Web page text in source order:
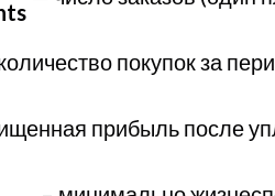
покупок за
прибыль после